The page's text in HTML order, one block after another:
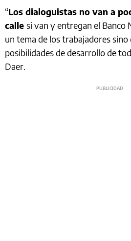
“Los dialoguistas no van a
calle si van y entregan el Banco
un tema de los trabajadores sino
posibilidades de desarrollo de
Daer.